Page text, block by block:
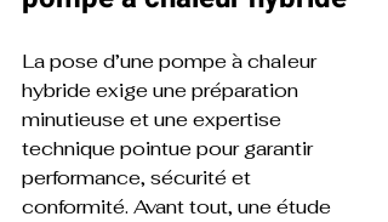
La pose d’une pompe à chaleur
hybride exige une préparation
minutieuse et une expertise
technique pointue pour garantir
performance, sécurité et
conformité. Avant tout, une étude